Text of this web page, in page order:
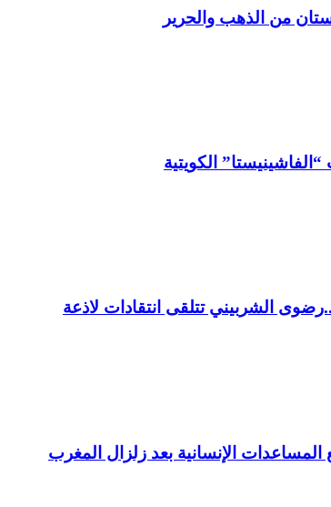
من الذهب والحرير
الكويتية
الشربيني تتلقى انتقادات لاذعة
الإنسانية بعد زلزال المغرب